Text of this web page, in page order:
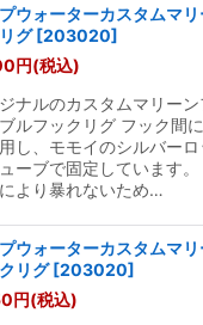
プウォーターカスタムマ
グ [203020]
円(税込)
ナルのカスタムマリー
ルフックリグ フック間
し、モモイのシルバー
ーブで固定しています
より暴れないため…
プウォーターカスタムマ
リグ [203020]
円(税込)